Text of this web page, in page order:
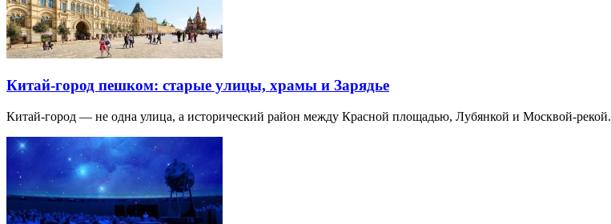
Китай-город пешком: старые улицы, храмы и Зарядье
Китай-город — не одна улица, а исторический район между Красной площадью, Лубянкой и Москвой-рекой.